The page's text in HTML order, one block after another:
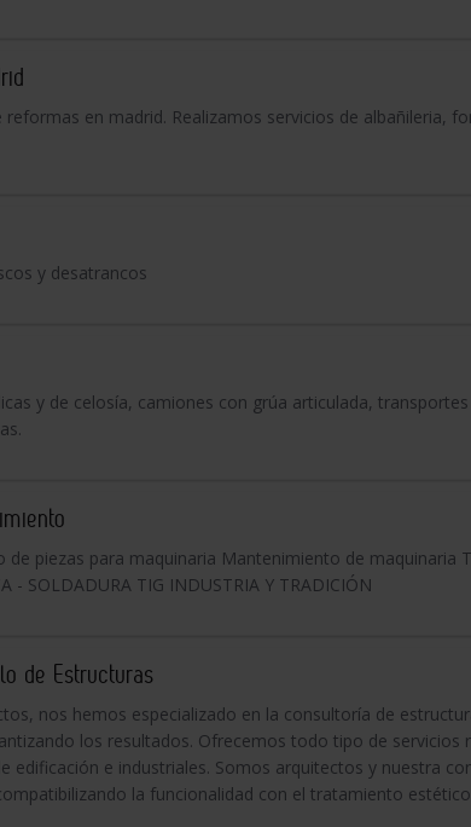
reformas en madrid. Realizamos servicios de albañileria,
y desatrancos
y de celosía, camiones con grúa articulada,
piezas para maquinaria Mantenimiento de maquinaria
- SOLDADURA TIG INDUSTRIA Y TRADICIÓN
de Estructuras
nos hemos especializado en la consultoría de
los resultados. Ofrecemos todo tipo de servicios
edificación e industriales. Somos arquitectos y nuestra
la funcionalidad con el tratamiento